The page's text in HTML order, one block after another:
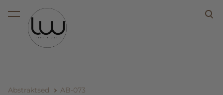
lisati ostukorvi.
Abstraktsed AB-073